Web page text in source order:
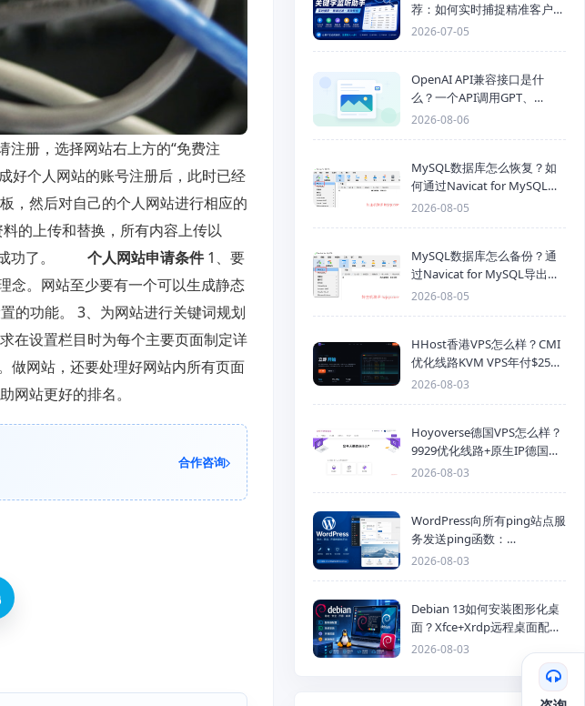
注册，选择网站右上方的“免费注
好个人网站的账号注册后，此时已经
，然后对自己的个人网站进行相应的
的上传和替换，所有内容上传以
功了。
个人网站申请条件1、要
念。网站至少要有一个可以生成静态
的功能。 3、为网站进行关键词规划
在设置栏目时为每个主要页面制定详
做网站，还要处理好网站内所有页面
网站更好的排名。
合作咨询
荐：如何实时捕捉精准客户，
提高获客效率？
2026-07-05
OpenAI API兼容接口是什
么？一个API调用GPT、
Claude、Gemini、DeepSeek
2026-08-06
MySQL数据库怎么恢复？如
何通过Navicat for MySQL导
入SQL备份文件
2026-08-05
MySQL数据库怎么备份？通
过Navicat for MySQL导出
Mysql数据库为SQL格式备份
2026-08-05
HHost香港VPS怎么样？CMI
优化线路KVM VPS年付$25
起，4GB内存优惠套餐
2026-08-03
Hoyoverse德国VPS怎么样？
9929优化线路+原生IP德国
KVM VPS推荐
2026-08-03
WordPress向所有ping站点服
务发送ping函数：
generic_ping
2026-08-03
Debian 13如何安装图形化桌
面？Xfce+Xrdp远程桌面配置
教程
2026-08-03